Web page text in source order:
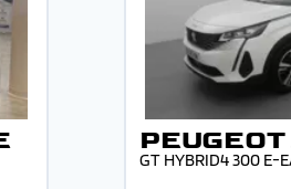
GT HYBRID4 300 E-